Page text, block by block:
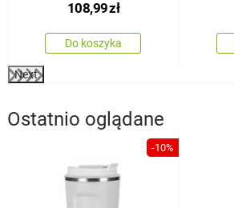
108,99zł
Do koszyka
Next
Ostatnio oglądane
-10%